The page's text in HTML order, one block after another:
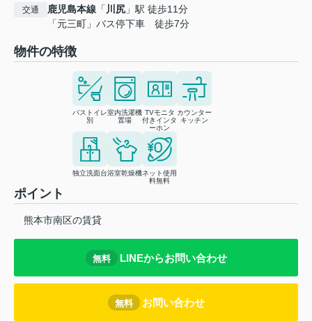
交通 鹿児島本線 「 川尻 」駅 徒歩11分
「元三町」バス停下車 徒歩7分
物件の特徴
バストイレ
別
室内洗濯機
置場
TVモニタ
付きインタ
ーホン
カウンター
キッチン
独立洗面台浴室乾燥機ネット使用
料無料
ポイント
熊本市南区の賃貸
無料 LINEからお問い合わせ
無料 お問い合わせ